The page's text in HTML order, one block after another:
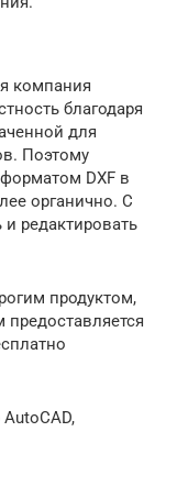
компания
благодаря
для
Поэтому
DXF в
органично. С
редактировать
продуктом,